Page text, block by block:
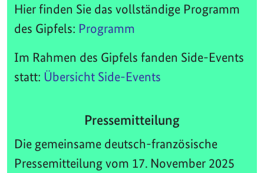
Hier finden Sie das vollständige Programm
des Gipfels: Programm
Im Rahmen des Gipfels fanden Side-Events
statt: Übersicht Side-Events
Pressemitteilung
Die gemeinsame deutsch-französische
Pressemitteilung vom 17. November 2025